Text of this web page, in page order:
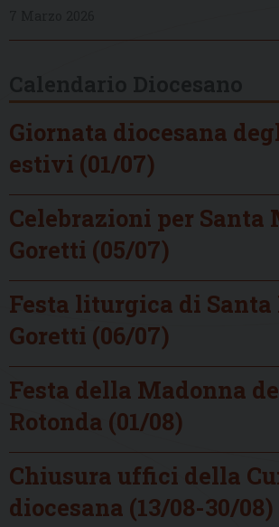
Giornata diocesana
estivi (01/07)
Celebrazioni per Santa
Goretti (05/07)
Festa liturgica di
Goretti (06/07)
Festa della Madonna
Rotonda (01/08)
Chiusura uffici della
diocesana (13/08-30/08)